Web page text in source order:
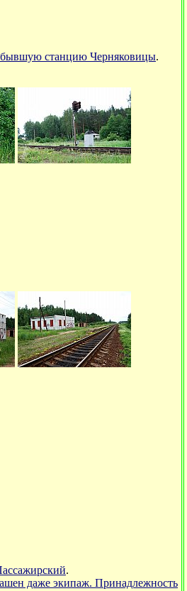
бывшую станцию Черняковицы.
.
даже экипаж. Принадлежность